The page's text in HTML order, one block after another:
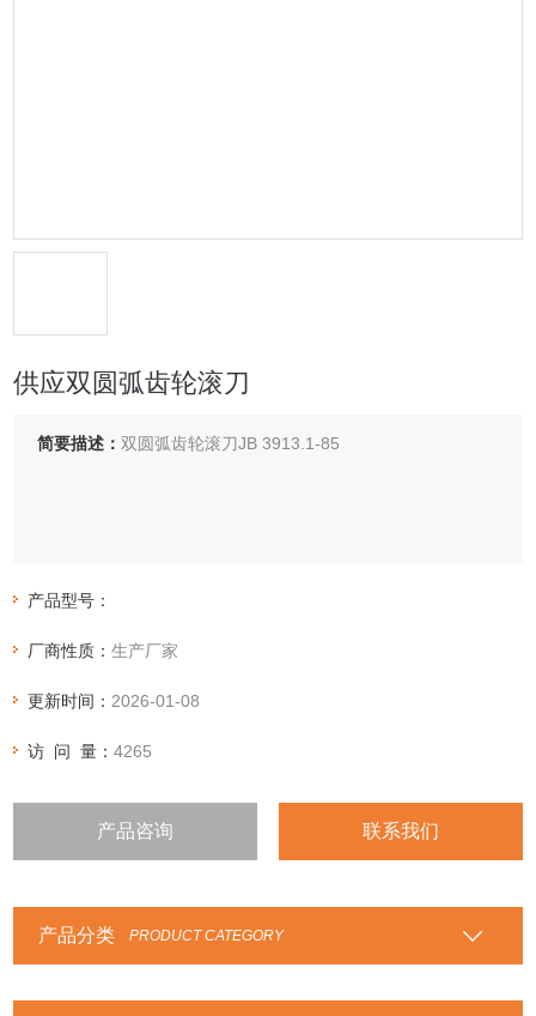
供应双圆弧齿轮滚刀
简要描述：双圆弧齿轮滚刀JB 3913.1-85
产品型号：
厂商性质：生产厂家
更新时间： 2026-01-08
访 问 量：4265
产品咨询 联系我们
产品分类 PRODUCT CATEGORY